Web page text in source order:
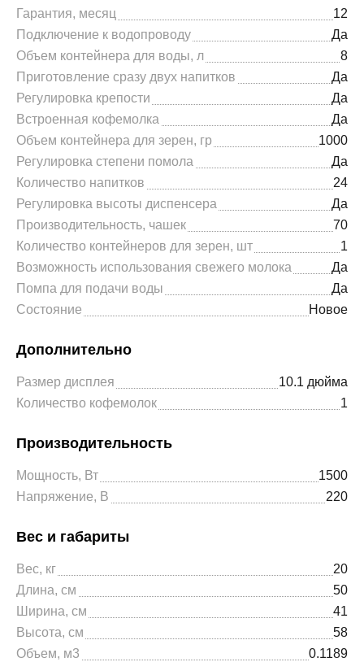
Гарантия, месяц
12
Подключение к водопроводу
Да
Объем контейнера для воды, л
8
Приготовление сразу двух напитков
Да
Регулировка крепости
Да
Встроенная кофемолка
Да
Объем контейнера для зерен, гр
1000
Регулировка степени помола
Да
Количество напитков
24
Регулировка высоты диспенсера
Да
Производительность, чашек
70
Количество контейнеров для зерен, шт
1
Возможность использования свежего молока
Да
Помпа для подачи воды
Да
Состояние
Новое
Дополнительно
Размер дисплея
10.1 дюйма
Количество кофемолок
1
Производительность
Мощность, Вт
1500
Напряжение, В
220
Вес и габариты
Вес, кг
20
Длина, см
50
Ширина, см
41
Высота, см
58
Объем, м3
0.1189